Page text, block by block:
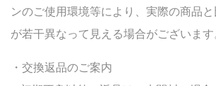
ンのご使用環境等により、実際の商品
が若干異なって見える場合がございます
・交換返品のご案内